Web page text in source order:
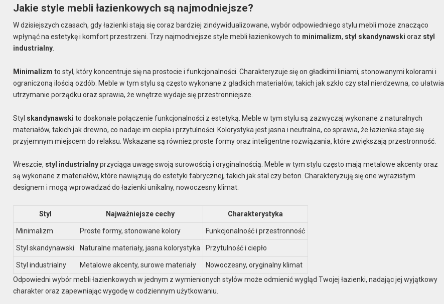
Jakie style mebli łazienkowych są najmodniejsze?
W dzisiejszych czasach, gdy łazienki stają się coraz bardziej zindywidualizowane, wybór odpowiedniego stylu mebli może znacząco
wpłynąć na estetykę i komfort przestrzeni. Trzy najmodniejsze style mebli łazienkowych to minimalizm, styl skandynawski oraz styl
industrialny
Minimalizm to styl, który koncentruje się na prostocie i funkcjonalności. Charakteryzuje się on gładkimi liniami, stonowanymi kolorami i
ograniczoną ilością ozdób. Meble w tym stylu są często wykonane z gładkich materiałów, takich jak szkło czy stal nierdzewna, co ułatwia
utrzymanie porządku oraz sprawia, że wnętrze wydaje się przestronniejsze.
Styl skandynawski to doskonałe połączenie funkcjonalności z estetyką. Meble w tym stylu są zazwyczaj wykonane z naturalnych
materiałów, takich jak drewno, co nadaje im ciepła i przytulności. Kolorystyka jest jasna i neutralna, co sprawia, że łazienka staje się
przyjemnym miejscem do relaksu. Wskazane są również proste formy oraz inteligentne rozwiązania, które zwiększają przestronność.
Wreszcie, styl industrialnyprzyciąga uwagę swoją surowością i oryginalnością. Meble w tym stylu często mają metalowe akcenty oraz
są wykonane z materiałów, które nawiązują do estetyki fabrycznej, takich jak stal czy beton. Charakteryzują się one wyrazistym
designem i mogą wprowadzać do łazienki unikalny, nowoczesny klimat.
Styl Najważniejsze cechy Charakterystyka
Minimalizm Proste formy, stonowane kolory Funkcjonalność i przestronność
Styl skandynawski Naturalne materiały, jasna kolorystyka Przytulność i ciepło
Styl industrialny Metalowe akcenty, surowe materiały
Nowoczesny, oryginalny klimat
Odpowiedni wybór mebli łazienkowych w jednym z wymienionych stylów może odmienić wygląd Twojej łazienki, nadając jej wyjątkowy
charakter oraz zapewniając wygodę w codziennym użytkowaniu.